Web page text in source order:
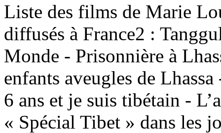
Liste des films de Marie
diffusés à France2 :
Monde - Prisonnière à
enfants aveugles de
6 ans et je suis tibétain -
« Spécial Tibet » dans les